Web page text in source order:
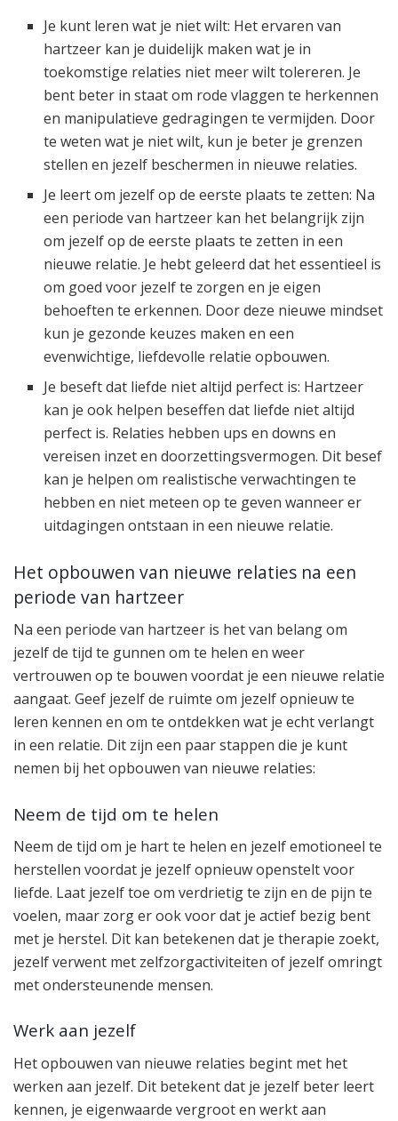
Je kunt leren wat je niet wilt: Het ervaren van
hartzeer kan je duidelijk maken wat je in
toekomstige relaties niet meer wilt tolereren. Je
bent beter in staat om rode vlaggen te herkennen
en manipulatieve gedragingen te vermijden. Door
te weten wat je niet wilt, kun je beter je grenzen
stellen en jezelf beschermen in nieuwe relaties.
Je leert om jezelf op de eerste plaats te zetten: Na
een periode van hartzeer kan het belangrijk zijn
om jezelf op de eerste plaats te zetten in een
nieuwe relatie. Je hebt geleerd dat het essentieel is
om goed voor jezelf te zorgen en je eigen
behoeften te erkennen. Door deze nieuwe mindset
kun je gezonde keuzes maken en een
evenwichtige, liefdevolle relatie opbouwen.
Je beseft dat liefde niet altijd perfect is: Hartzeer
kan je ook helpen beseffen dat liefde niet altijd
perfect is. Relaties hebben ups en downs en
vereisen inzet en doorzettingsvermogen. Dit besef
kan je helpen om realistische verwachtingen te
hebben en niet meteen op te geven wanneer er
uitdagingen ontstaan in een nieuwe relatie.
Het opbouwen van nieuwe relaties na een
periode van hartzeer
Na een periode van hartzeer is het van belang om
jezelf de tijd te gunnen om te helen en weer
vertrouwen op te bouwen voordat je een nieuwe relatie
aangaat. Geef jezelf de ruimte om jezelf opnieuw te
leren kennen en om te ontdekken wat je echt verlangt
in een relatie. Dit zijn een paar stappen die je kunt
nemen bij het opbouwen van nieuwe relaties:
Neem de tijd om te helen
Neem de tijd om je hart te helen en jezelf emotioneel te
herstellen voordat je jezelf opnieuw openstelt voor
liefde. Laat jezelf toe om verdrietig te zijn en de pijn te
voelen, maar zorg er ook voor dat je actief bezig bent
met je herstel. Dit kan betekenen dat je therapie zoekt,
jezelf verwent met zelfzorgactiviteiten of jezelf omringt
met ondersteunende mensen.
Werk aan jezelf
Het opbouwen van nieuwe relaties begint met het
werken aan jezelf. Dit betekent dat je jezelf beter leert
kennen, je eigenwaarde vergroot en werkt aan